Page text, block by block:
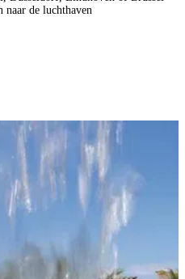
naar de luchthaven